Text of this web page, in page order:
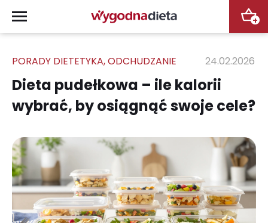
+
PORADY DIETETYKA,ODCHUDZANIE 24.02.2026
Dieta pudełkowa – ile kalorii
wybrać, by osiągnąć swoje cele?